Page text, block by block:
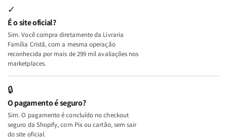
e
Deus
+
A
Mulher
Lar
+
A
Lar
✓
É o site oficial?
Sim. Você compra diretamente da Livraria
Família Cristã, com a mesma operação
reconhecida por mais de 299 mil avaliações nos
marketplaces.
🔒
O pagamento é seguro?
Sim. O pagamento é concluído no checkout
seguro da Shopify, com Pix ou cartão, sem sair
do site oficial.